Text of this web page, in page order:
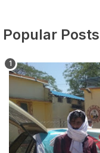
Popular Posts